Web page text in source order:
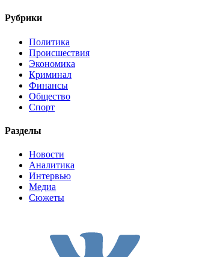
Рубрики
Политика
Происшествия
Экономика
Криминал
Финансы
Общество
Спорт
Разделы
Новости
Аналитика
Интервью
Медиа
Сюжеты